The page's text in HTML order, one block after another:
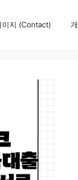
이지 (Contact)